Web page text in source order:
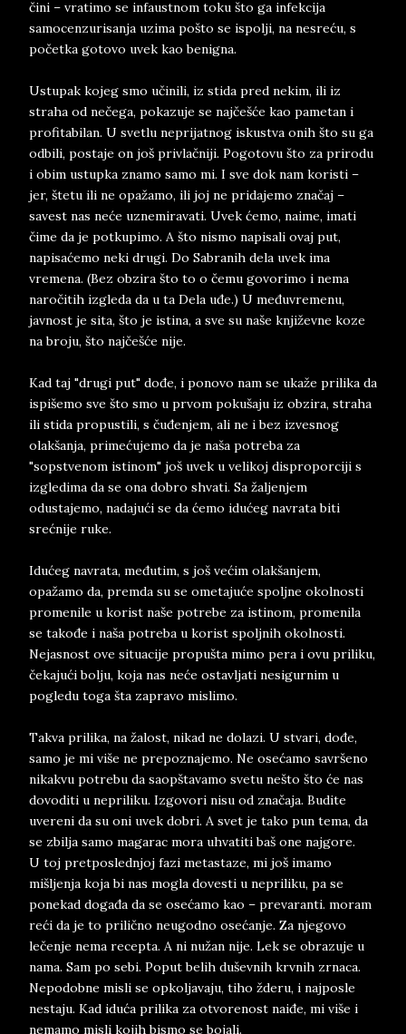
čini – vratimo se infaustnom toku što ga infekcija
samocenzurisanja uzima pošto se ispolji, na nesreću, s
početka gotovo uvek kao benigna.
Ustupak kojeg smo učinili, iz stida pred nekim, ili iz
straha od nečega, pokazuje se najčešće kao pametan i
profitabilan. U svetlu neprijatnog iskustva onih što su ga
odbili, postaje on još privlačniji. Pogotovu što za prirodu
i obim ustupka znamo samo mi. I sve dok nam koristi –
jer, štetu ili ne opažamo, ili joj ne pridajemo značaj –
savest nas neće uznemiravati. Uvek ćemo, naime, imati
čime da je potkupimo. A što nismo napisali ovaj put,
napisaćemo neki drugi. Do Sabranih dela uvek ima
vremena. (Bez obzira što to o čemu govorimo i nema
naročitih izgleda da u ta Dela uđe.) U međuvremenu,
javnost je sita, što je istina, a sve su naše književne koze
na broju, što najčešće nije.
Kad taj "drugi put" dođe, i ponovo nam se ukaže prilika da
ispišemo sve što smo u prvom pokušaju iz obzira, straha
ili stida propustili, s čuđenjem, ali ne i bez izvesnog
olakšanja, primećujemo da je naša potreba za
"sopstvenom istinom" još uvek u velikoj disproporciji s
izgledima da se ona dobro shvati. Sa žaljenjem
odustajemo, nadajući se da ćemo idućeg navrata biti
srećnije ruke.
Idućeg navrata, međutim, s još većim olakšanjem,
opažamo da, premda su se ometajuće spoljne okolnosti
promenile u korist naše potrebe za istinom, promenila
se takođe i naša potreba u korist spoljnih okolnosti.
Nejasnost ove situacije propušta mimo pera i ovu priliku,
čekajući bolju, koja nas neće ostavljati nesigurnim u
pogledu toga šta zapravo mislimo.
Takva prilika, na žalost, nikad ne dolazi. U stvari, dođe,
samo je mi više ne prepoznajemo. Ne osećamo savršeno
nikakvu potrebu da saopštavamo svetu nešto što će nas
dovoditi u nepriliku. Izgovori nisu od značaja. Budite
uvereni da su oni uvek dobri. A svet je tako pun tema, da
se zbilja samo magarac mora uhvatiti baš one najgore.
U toj pretposlednjoj fazi metastaze, mi još imamo
mišljenja koja bi nas mogla dovesti u nepriliku, pa se
ponekad događa da se osećamo kao – prevaranti. moram
reći da je to prilično neugodno osećanje. Za njegovo
lečenje nema recepta. A ni nužan nije. Lek se obrazuje u
nama. Sam po sebi. Poput belih duševnih krvnih zrnaca.
Nepodobne misli se opkoljavaju, tiho žderu, i najposle
nestaju. Kad iduća prilika za otvorenost naiđe, mi više i
nemamo misli kojih bismo se bojali.